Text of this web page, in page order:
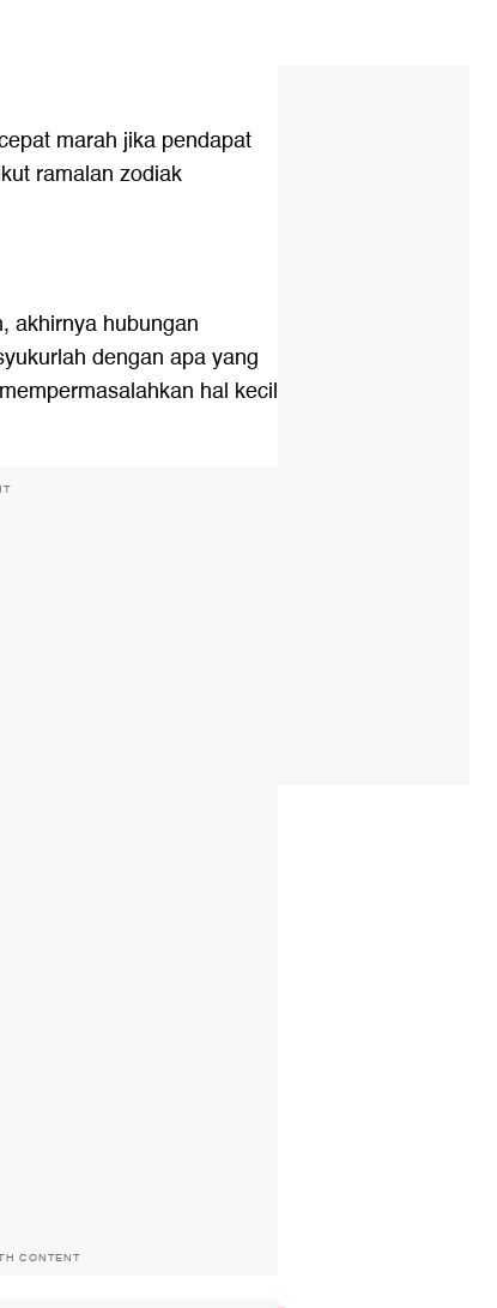
marah jika pendapat
ramalan zodiak
akhirnya hubungan
dengan apa yang
hal kecil
CONTENT